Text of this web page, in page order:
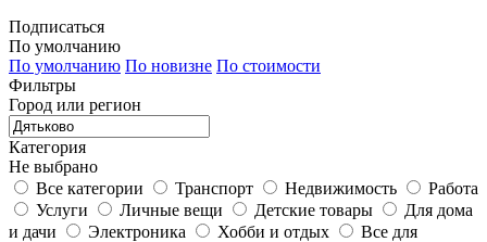
Подписаться
По умолчанию
По умолчанию По новизне По стоимости
Фильтры
Город или регион
Категория
Не выбрано
Все категории
Транспорт Недвижимость
Работа
Услуги
Личные вещи Детские товары
Для дома
и дачи
Электроника Хобби и отдых
Все для